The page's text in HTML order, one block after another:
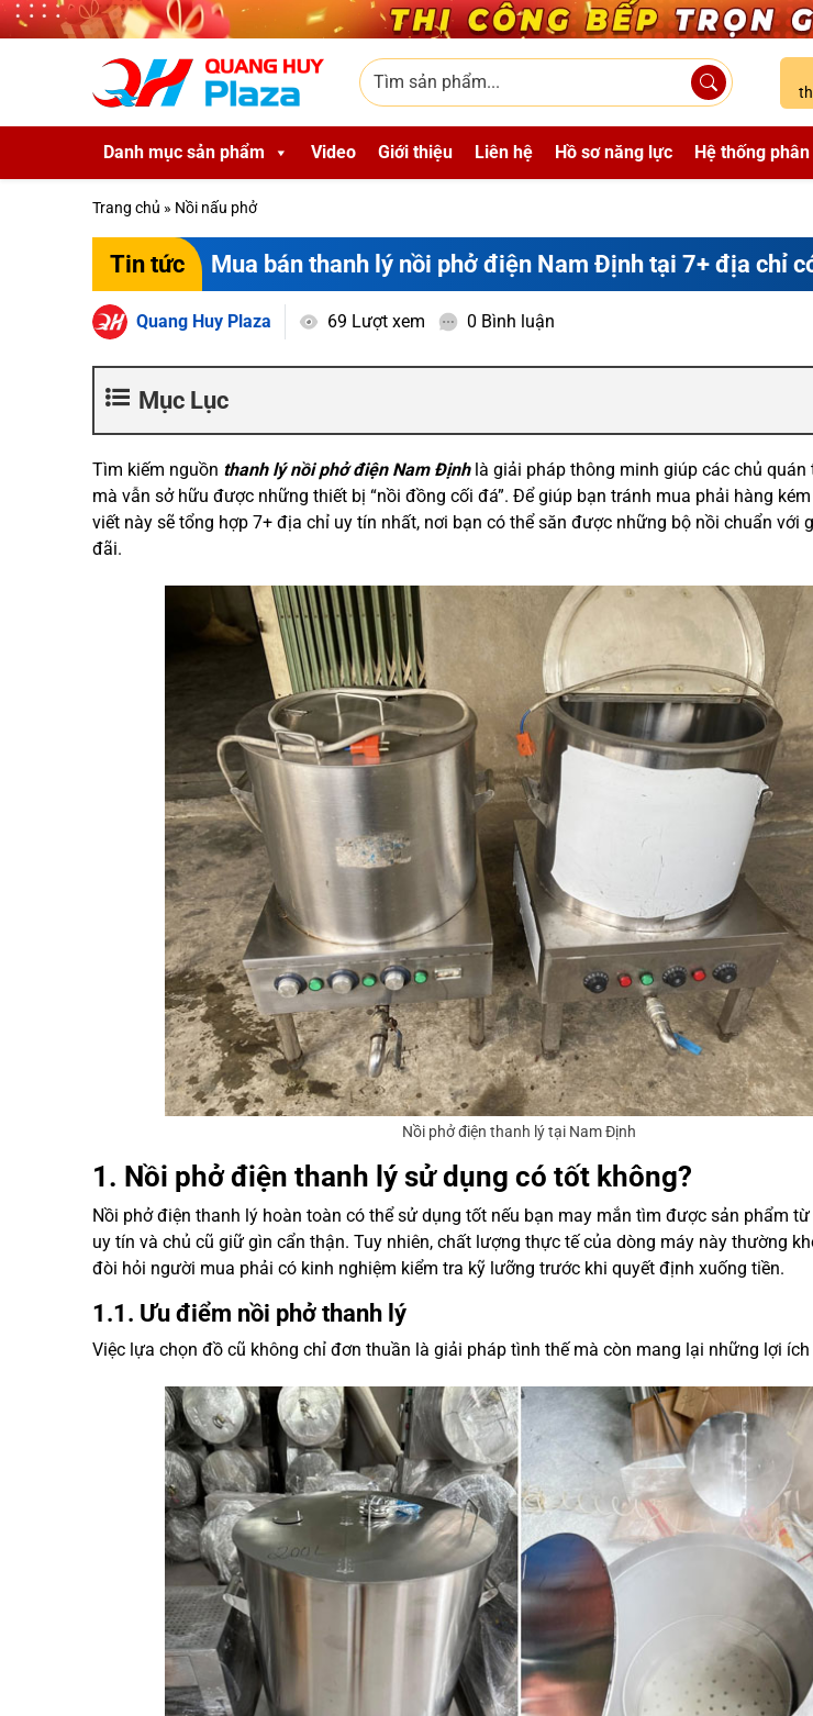
Skip to main content
Tìm sản phẩm
Danh mục sản phẩm Video Giới thiệu Liên hệ Hồ sơ năng lực Hệ thống
Trang chủ » Nồi nấu phở
Tin tức Mua bán thanh lý nồi phở điện Nam Định tại 7+ địa chỉ
Quang Huy Plaza 69 Lượt xem 0 Bình luận
Mục Lục
Tìm kiếm nguồn thanh lý nồi phở điện Nam Địnhlà giải pháp thông minh giúp các chủ quán
mà vẫn sở hữu được những thiết bị “nồi đồng cối đá”. Để giúp bạn tránh mua phải hàng
viết này sẽ tổng hợp 7+ địa chỉ uy tín nhất, nơi bạn có thể săn được những bộ nồi chuẩn với
đãi.
Nồi phở điện thanh lý tại Nam Định
1. Nồi phở điện thanh lý sử dụng có tốt không?
Nồi phở điện thanh lý hoàn toàn có thể sử dụng tốt nếu bạn may mắn tìm được sản phẩm
uy tín và chủ cũ giữ gìn cẩn thận. Tuy nhiên, chất lượng thực tế của dòng máy này thường
đòi hỏi người mua phải có kinh nghiệm kiểm tra kỹ lưỡng trước khi quyết định xuống tiền.
1.1. Ưu điểm nồi phở thanh lý
Việc lựa chọn đồ cũ không chỉ đơn thuần là giải pháp tình thế mà còn mang lại những lợi